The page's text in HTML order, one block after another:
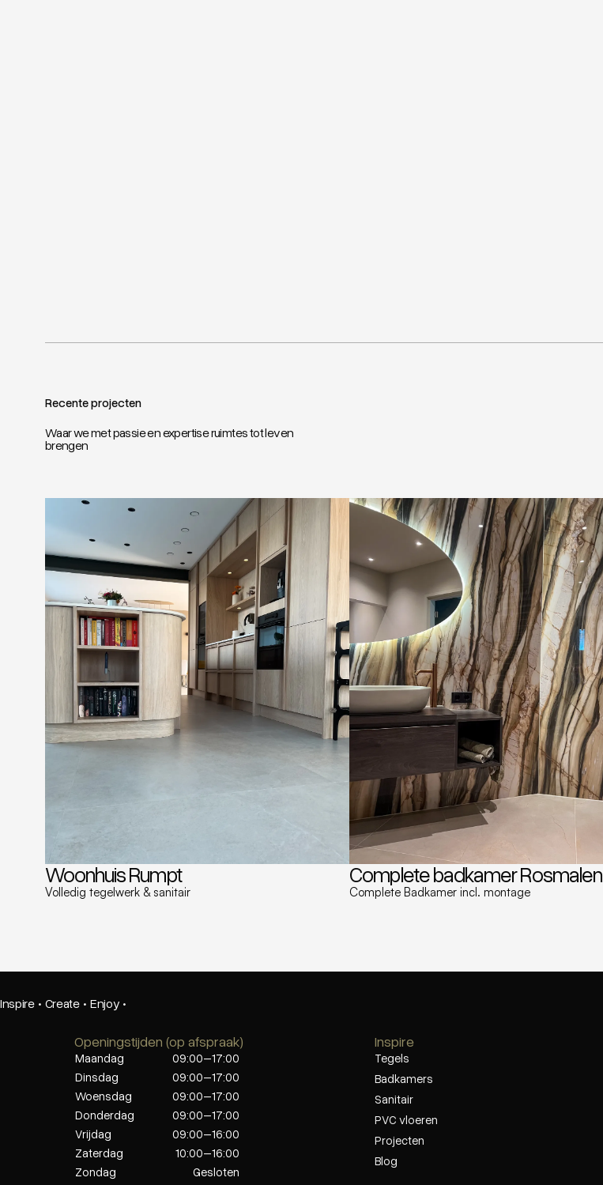
Recente projecten
Waar we met passie en expertise ruimtes tot leven
brengen
Woonhuis Rumpt
Volledig tegelwerk & sanitair
Complete badkamer Rosmalen
Complete Badkamer incl. montage
Inspire · Create · Enjoy ·
Openingstijden (op afspraak)
Maandag
09:00–17:00
Dinsdag
09:00–17:00
Woensdag
09:00–17:00
Donderdag
09:00–17:00
Vrijdag
09:00–16:00
Zaterdag
10:00–16:00
Zondag
Gesloten
Inspire
Tegels
Badkamers
Sanitair
PVC vloeren
Projecten
Blog